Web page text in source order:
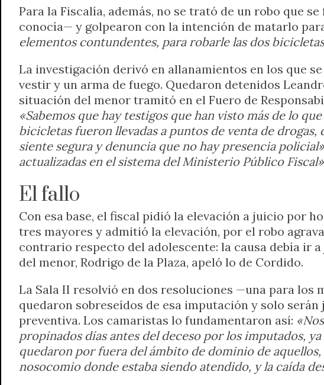
Para la Fiscalía, además, no se trató de un robo que
conocía— y golpearon con la intención de matarlo
elementos contundentes, para robarle las dos
La investigación derivó en allanamientos en los que
vestir y un arma de fuego. Quedaron detenidos
situación del menor tramitó en el Fuero de
«Sabemos que hay testigos que han visto más de lo
bicicletas fueron llevadas a puntos de venta de
siente segura y denuncia que no hay presencia policial»
actualizadas en el sistema del Ministerio Público Fiscal»
El fallo
Con esa base, el fiscal pidió la elevación a juicio por
tres mayores y admitió la elevación, por el robo
contrario respecto del adolescente: la causa debía ir
del menor, Rodrigo de la Plaza, apeló lo de Cordido.
La Sala II resolvió en dos resoluciones —una para
quedaron sobreseídos de esa imputación y solo
preventiva. Los camaristas lo fundamentaron así:
propinados días antes del deceso por los imputados,
quedaron por fuera del ámbito de dominio de
nosocomio donde estaba siendo atendido, y la caída